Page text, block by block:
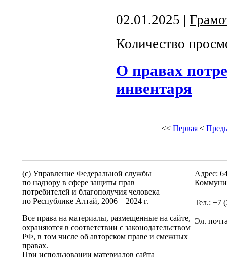
02.01.2025 |
Количество
О правах
инвентаря
<< Первая<
(c) Управление Федеральной службы
по надзору в сфере защиты прав
потребителей и благополучия человека
по Республике Алтай, 2006—2024 г.
Все права на материалы, размещенные на сайте,
охраняются в соответствии с законодательством
РФ, в том числе об авторском праве и смежных
правах.
При использовании материалов сайта
Адрес:
Тел.: +7
Эл.